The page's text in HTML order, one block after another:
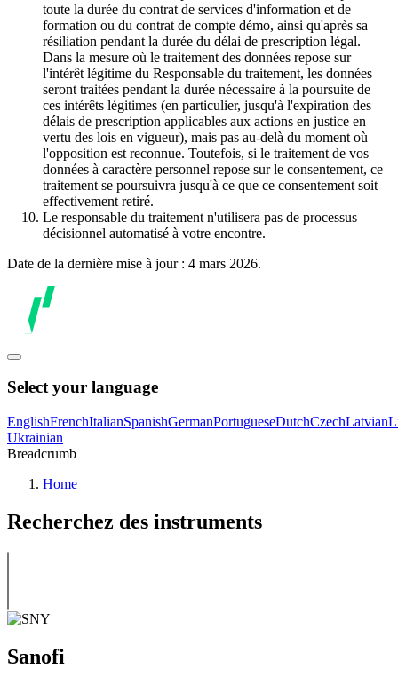
toute la durée du contrat de services d'information et de
formation ou du contrat de compte démo, ainsi qu'après sa
résiliation pendant la durée du délai de prescription légal.
Dans la mesure où le traitement des données repose sur
l'intérêt légitime du Responsable du traitement, les données
seront traitées pendant la durée nécessaire à la poursuite de
ces intérêts légitimes (en particulier, jusqu'à l'expiration des
délais de prescription applicables aux actions en justice en
vertu des lois en vigueur), mais pas au-delà du moment où
l'opposition est reconnue. Toutefois, si le traitement de vos
données à caractère personnel repose sur le consentement, ce
traitement se poursuivra jusqu'à ce que ce consentement soit
effectivement retiré.
Le responsable du traitement n'utilisera pas de processus
décisionnel automatisé à votre encontre.
Date de la dernière mise à jour : 4 mars 2026.
Select your language
EnglishFrenchItalianSpanishGermanPortugueseDutchCzechLatvian
Ukrainian
Breadcrumb
Home
Recherchez des instruments
Sanofi